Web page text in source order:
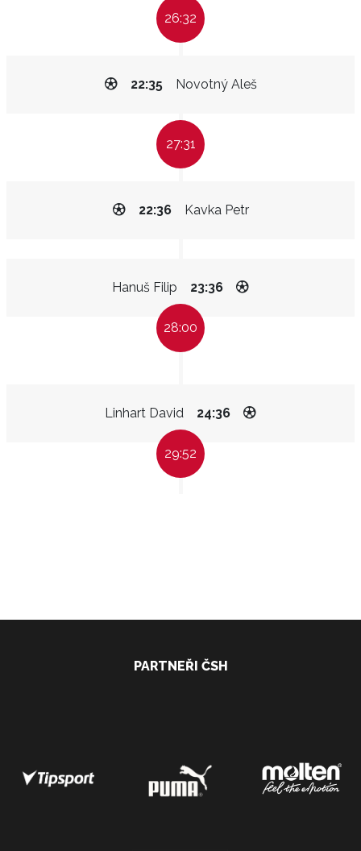
26:32
Novotný Aleš
22:35
27:31
Kavka Petr
22:36
Hanuš Filip 23:36
28:00
Linhart David 24:36
29:52
PARTNEŘI ČSH